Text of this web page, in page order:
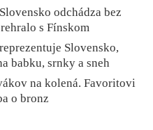
odchádza bez
s Fínskom
Slovensko,
babku, srnky a sneh
na kolená. Favoritovi
o bronz